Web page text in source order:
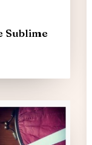
Sublime